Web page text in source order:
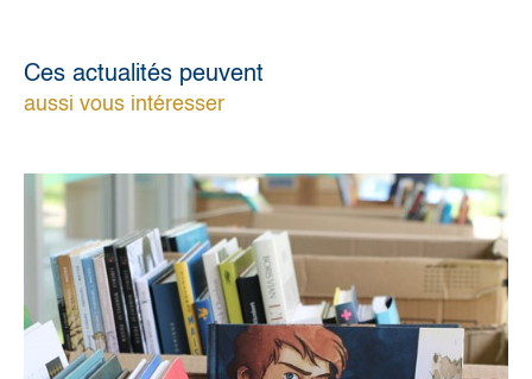
Ces actualités peuvent
aussi vous intéresser